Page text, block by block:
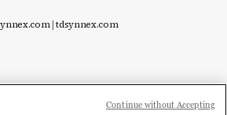
|tdsynnex.com
Continue without Accepting